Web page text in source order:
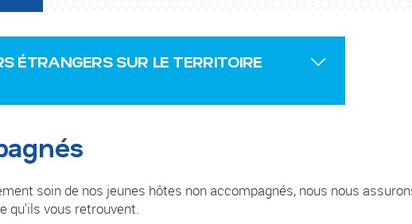
ÉTRANGERS SUR LE TERRITOIRE
soin de nos jeunes hôtes non accompagnés, nous nous
qu'ils vous retrouvent.